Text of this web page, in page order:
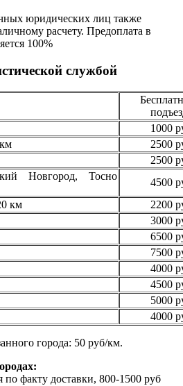
юридических лиц также
расчету. Предоплата в
100%
службой
1000
2500
2500
Новгород, Тосно
4500
км
2200
3000
6500
7500
4000
4500
5000
4000
города: 50 руб/км.
по факту доставки, 800-1500 руб